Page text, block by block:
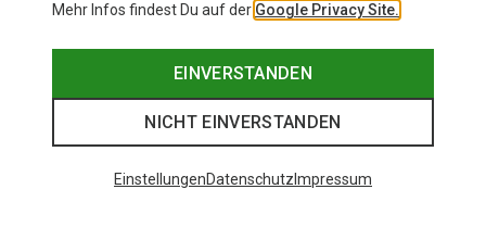
Mehr Infos findest Du auf der Google Privacy Site.
EINVERSTANDEN
NICHT EINVERSTANDEN
EinstellungenDatenschutz Impressum